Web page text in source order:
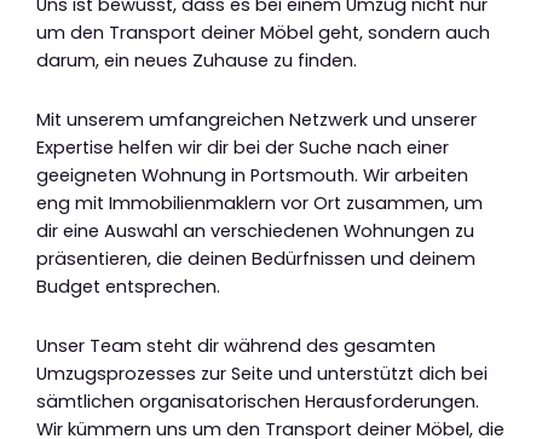
Uns ist bewusst, dass es bei einem Umzug nicht nur
um den Transport deiner Möbel geht, sondern auch
darum, ein neues Zuhause zu finden.
Mit unserem umfangreichen Netzwerk und unserer
Expertise helfen wir dir bei der Suche nach einer
geeigneten Wohnung in Portsmouth. Wir arbeiten
eng mit Immobilienmaklern vor Ort zusammen, um
dir eine Auswahl an verschiedenen Wohnungen zu
präsentieren, die deinen Bedürfnissen und deinem
Budget entsprechen.
Unser Team steht dir während des gesamten
Umzugsprozesses zur Seite und unterstützt dich bei
sämtlichen organisatorischen Herausforderungen.
Wir kümmern uns um den Transport deiner Möbel, die